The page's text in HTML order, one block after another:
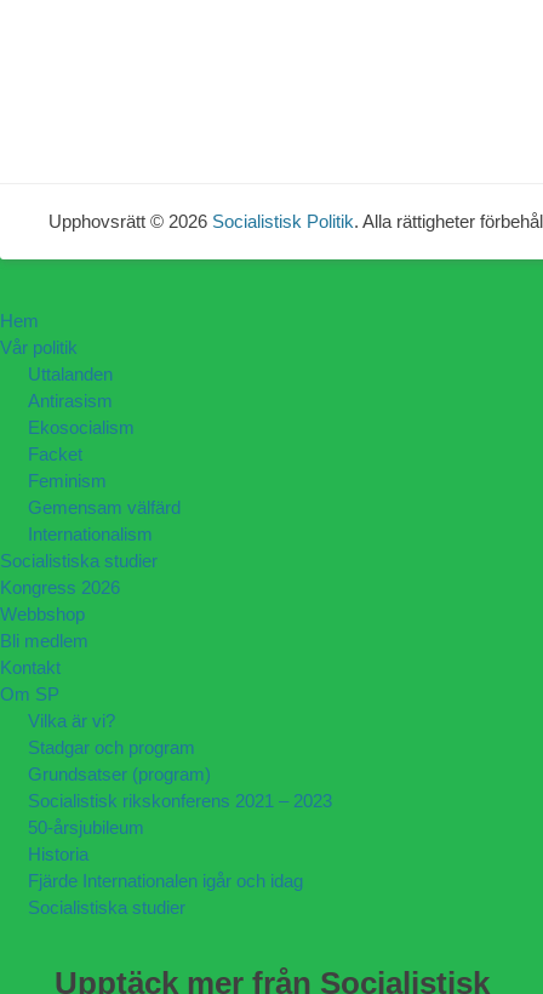
Upphovsrätt © 2026 Socialistisk Politik. Alla rättigheter
Hem
Vår politik
Uttalanden
Antirasism
Ekosocialism
Facket
Feminism
Gemensam välfärd
Internationalism
Socialistiska studier
Kongress 2026
Webbshop
Bli medlem
Kontakt
Om SP
Vilka är vi?
Stadgar och program
Grundsatser (program)
Socialistisk rikskonferens 2021 – 2023
50-årsjubileum
Historia
Fjärde Internationalen igår och idag
Socialistiska studier
Upptäck mer från Socialistisk